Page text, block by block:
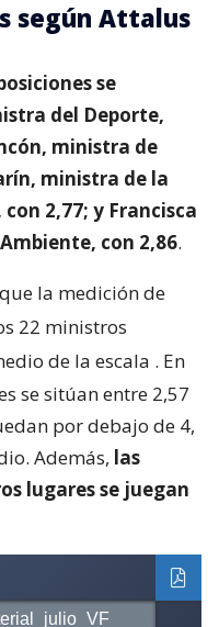
según Attalus
se
del Deporte,
ministra de
ministra de la
2,77; y Francisca
con 2,86.
la medición de
22 ministros
de la escala . En
se sitúan entre 2,57
por debajo de 4,
Además, las
lugares se juegan